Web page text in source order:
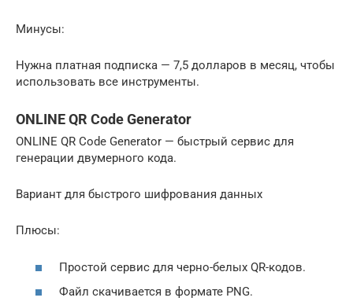
Минусы:
Нужна платная подписка — 7,5 долларов в месяц, чтобы
использовать все инструменты.
ONLINE QR Code Generator
ONLINE QR Code Generator — быстрый сервис для
генерации двумерного кода.
Вариант для быстрого шифрования данных
Плюсы:
Простой сервис для черно-белых QR-кодов.
Файл скачивается в формате PNG.